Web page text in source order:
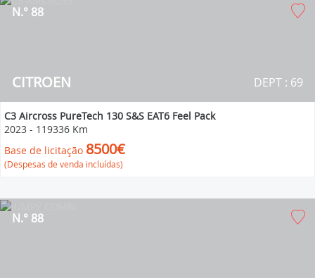
CITROEN
N.° 88
DEPT : 69
C3 Aircross PureTech 130 S&S EAT6 Feel Pack
2023 - 119336 Km
Base de licitação 8500€
(Despesas de venda incluídas)
N.° 88